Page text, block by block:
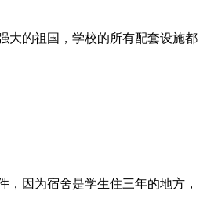
大的祖国，学校的所有配套设施都
因为宿舍是学生住三年的地方，